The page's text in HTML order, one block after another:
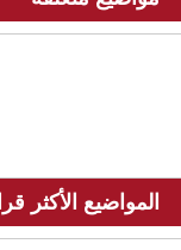
المواضيع الأكثر